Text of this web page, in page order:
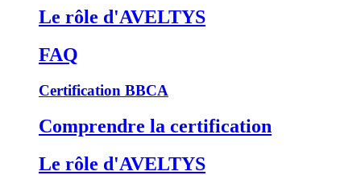
Le rôle d'AVELTYS
FAQ
Certification BBCA
Comprendre la certification
Le rôle d'AVELTYS